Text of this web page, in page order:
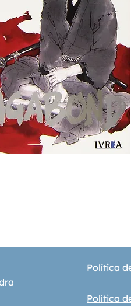
Política
Política